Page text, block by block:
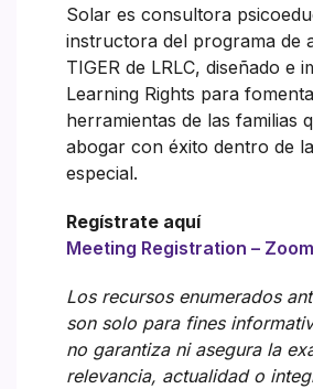
Solar es consultora
instructora del programa de
TIGER de LRLC, diseñado e
Learning Rights para
herramientas de las familias
abogar con éxito dentro de
especial.
Regístrate aquí
Meeting Registration – Zoom
Los recursos enumerados
son solo para fines
no garantiza ni asegura la
relevancia, actualidad o